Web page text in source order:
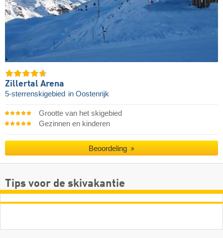
Zillertal Arena
5-sterrenskigebied in Oostenrijk
Grootte van het skigebied
Gezinnen en kinderen
Beoordeling
Tips voor de skivakantie